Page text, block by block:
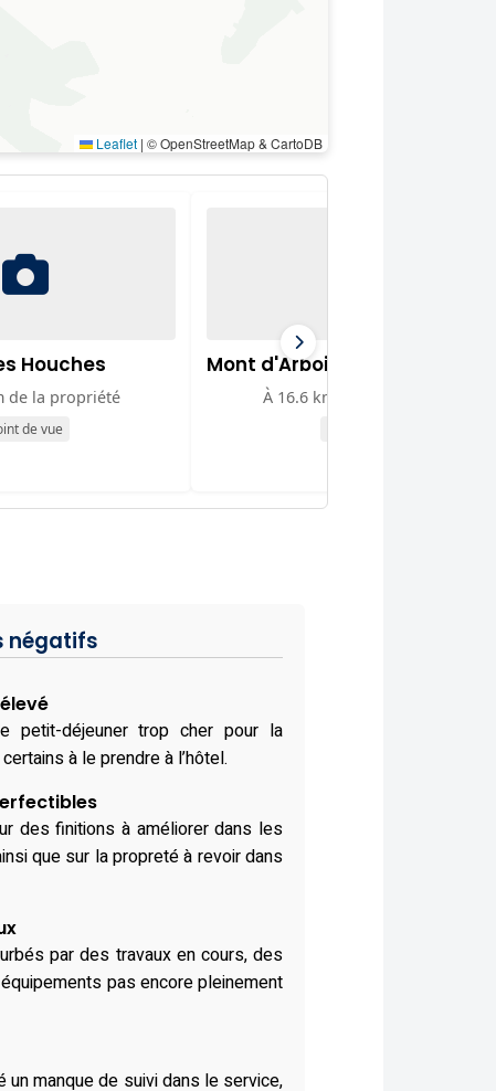
Leaflet | © OpenStreetMap & CartoDB
Houches
de la propriété
de vue
Mont d'Arbois Astronomie
À 16.6 km de la propriété
négatifs
petit-déjeuner trop cher pour la
à le prendre à l’hôtel.
des finitions à améliorer dans les
que sur la propreté à revoir dans
par des travaux en cours, des
pas encore pleinement
manque de suivi dans le service,